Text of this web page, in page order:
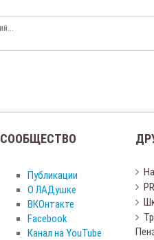
СООБЩЕСТВО
Публикации
О ЛАДушке
ВКОнтакте
Facebook
Канал на YouTube